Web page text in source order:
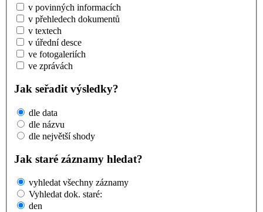
v povinných informacích
v přehledech dokumentů
v textech
v úřední desce
ve fotogaleriích
ve zprávách
Jak seřadit výsledky?
dle data
dle názvu
dle největší shody
Jak staré záznamy hledat?
vyhledat všechny záznamy
Vyhledat dok. staré:
den